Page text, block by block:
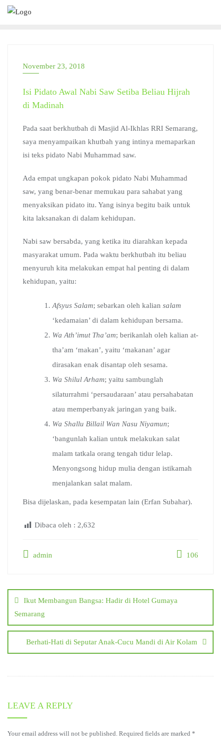
Skip
November 23, 2018
Isi Pidato Awal Nabi Saw Setiba Beliau Hijrah
di Madinah
Pada saat berkhutbah di Masjid Al-Ikhlas RRI Semarang,
saya menyampaikan khutbah yang intinya memaparkan
isi teks pidato Nabi Muhammad saw.
Ada empat ungkapan pokok pidato Nabi Muhammad
saw, yang benar-benar memukau para sahabat yang
menyaksikan pidato itu. Yang isinya begitu baik untuk
kita laksanakan di dalam kehidupan.
Nabi saw bersabda, yang ketika itu diarahkan kepada
masyarakat umum. Pada waktu berkhutbah itu beliau
menyuruh kita melakukan empat hal penting di dalam
kehidupan, yaitu:
Afsyus Salam; sebarkan oleh kalian salam
‘kedamaian’ di dalam kehidupan bersama.
Wa Ath’imut Tha’am; berikanlah oleh kalian at-
tha’am ‘makan’, yaitu ‘makanan’ agar
dirasakan enak disantap oleh sesama.
Wa Shilul Arham; yaitu sambunglah
silaturrahmi ‘persaudaraan’ atau persahabatan
atau memperbanyak jaringan yang baik.
Wa Shallu Billail Wan Nasu Niyamun;
‘bangunlah kalian untuk melakukan salat
malam tatkala orang tengah tidur lelap.
Menyongsong hidup mulia dengan istikamah
menjalankan salat malam.
Bisa dijelaskan, pada kesempatan lain (Erfan Subahar).
Dibaca oleh : 2,632
admin 106
navigation
Ikut Membangun Bangsa: Hadir di Hotel Gumaya
Semarang
Berhati-Hati di Seputar Anak-Cucu Mandi di Air Kolam
LEAVE A REPLY
Your email address will not be published. Required fields are marked *